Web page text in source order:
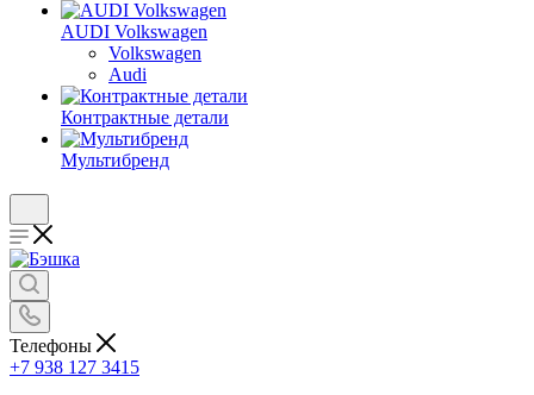
AUDI Volkswagen
Volkswagen
Audi
Контрактные детали
Мультибренд
Телефоны
+7 938 127 3415